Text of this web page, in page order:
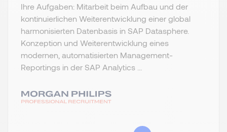
Ihre Aufgaben: Mitarbeit beim Aufbau und der
kontinuierlichen Weiterentwicklung einer global
harmonisierten Datenbasis in SAP Datasphere.
Konzeption und Weiterentwicklung eines
modernen, automatisierten Management-
Reportings in der SAP Analytics ...